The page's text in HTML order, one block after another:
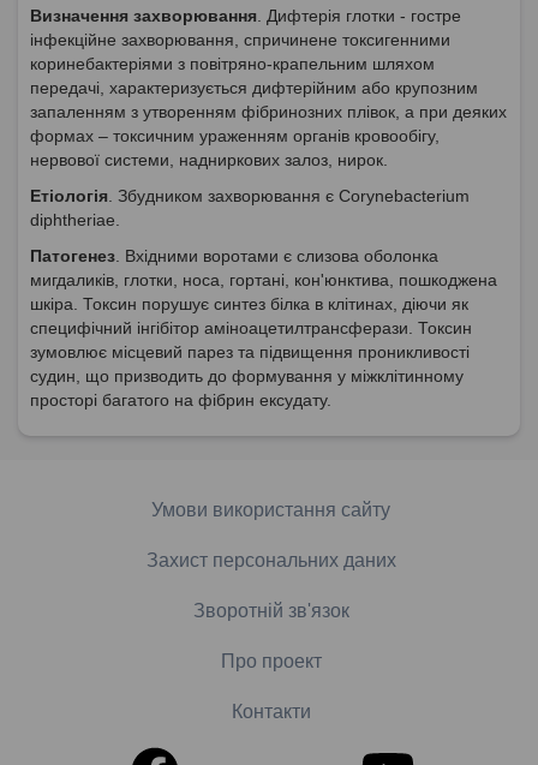
Визначення захворювання . Дифтерія глотки - гостре
інфекційне захворювання, спричинене токсигенними
коринебактеріями з повітряно-крапельним шляхом
передачі, характеризується дифтерійним або крупозним
запаленням з утворенням фібринозних плівок, а при деяких
формах – токсичним ураженням органів кровообігу,
нервової системи, надниркових залоз, нирок.
Етіологія . Збудником захворювання є Corynebacterium
diphtheriae.
Патогенез . Вхідними воротами є слизова оболонка
мигдаликів, глотки, носа, гортані, кон'юнктива, пошкоджена
шкіра. Токсин порушує синтез білка в клітинах, діючи як
специфічний інгібітор аміноацетилтрансферази. Токсин
зумовлює місцевий парез та підвищення проникливості
судин, що призводить до формування у міжклітинному
просторі багатого на фібрин ексудату.
Умови використання сайту
Захист персональних даних
Зворотній зв'язок
Про проект
Контакти